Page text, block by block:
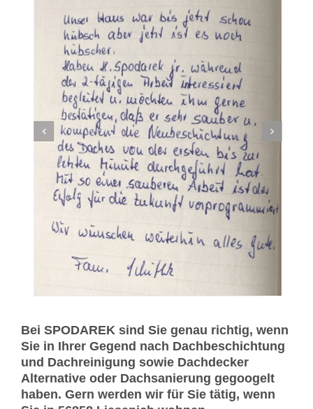
Bei SPODAREK sind Sie genau richtig, wenn
Sie in Ihrer Gegend nach Dachbeschichtung
und Dachreinigung sowie Dachdecker
Alternative oder Dachsanierung gegoogelt
haben. Gern werden wir für Sie tätig, wenn